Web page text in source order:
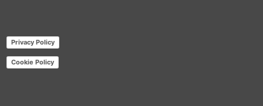
Privacy Policy
Cookie Policy